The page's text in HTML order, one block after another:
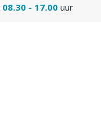
08.30 - 17.00uur